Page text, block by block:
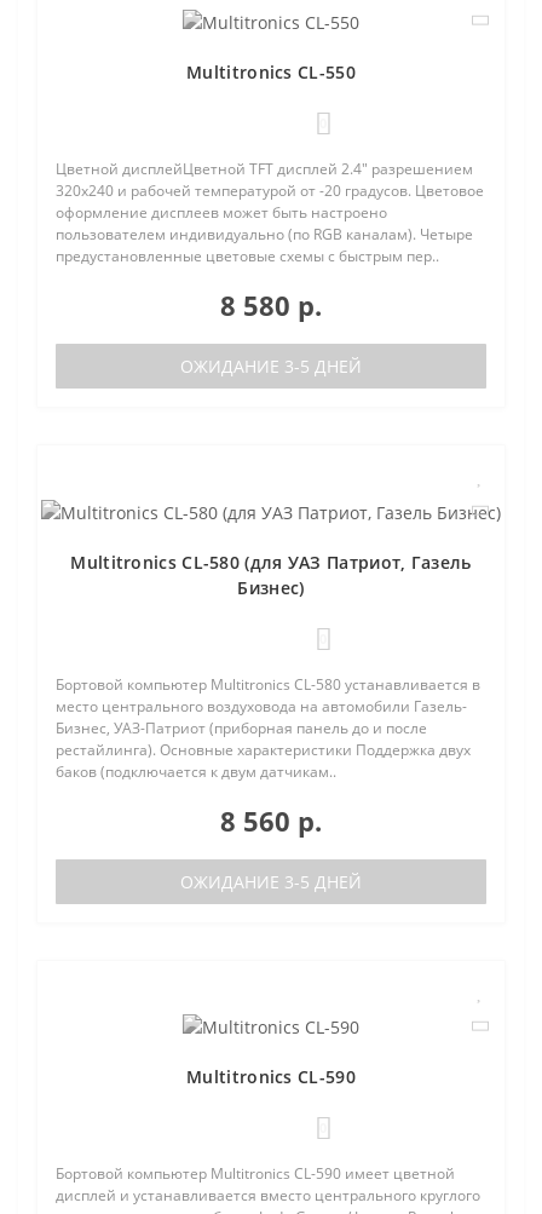
Multitronics CL-550
Цветной дисплейЦветной TFT дисплей 2.4" разрешением
320х240 и рабочей температурой от -20 градусов. Цветовое
оформление дисплеев может быть настроено
пользователем индивидуально (по RGB каналам). Четыре
предустановленные цветовые схемы с быстрым пер..
8 580 р.
ОЖИДАНИЕ 3-5 ДНЕЙ
Multitronics CL-580 (для УАЗ Патриот, Газель
Бизнес)
Бортовой компьютер Multitronics CL-580 устанавливается в
место центрального воздуховода на автомобили Газель-
Бизнес, УАЗ-Патриот (приборная панель до и после
рестайлинга). Основные характеристики Поддержка двух
баков (подключается к двум датчикам..
8 560 р.
ОЖИДАНИЕ 3-5 ДНЕЙ
Multitronics CL-590
Бортовой компьютер Multitronics CL-590 имеет цветной
дисплей и устанавливается вместо центрального круглого